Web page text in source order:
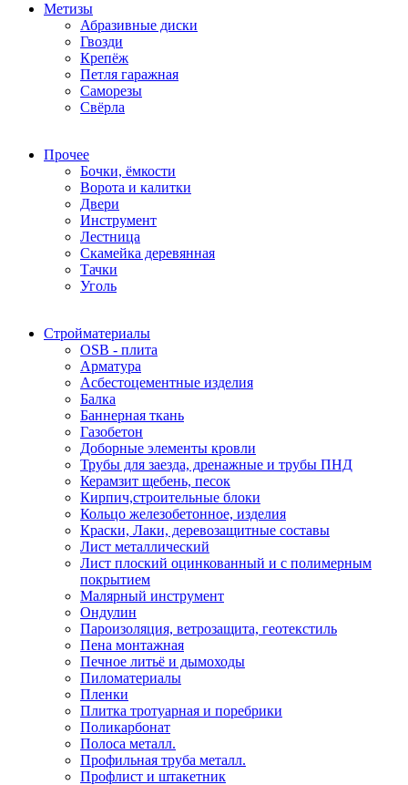
Метизы
Абразивные диски
Гвозди
Крепёж
Петля гаражная
Саморезы
Свёрла
Прочее
Бочки, ёмкости
Ворота и калитки
Двери
Инструмент
Лестница
Скамейка деревянная
Тачки
Уголь
Стройматериалы
OSB - плита
Арматура
Асбестоцементные изделия
Балка
Баннерная ткань
Газобетон
Доборные элементы кровли
Трубы для заезда, дренажные и трубы ПНД
Керамзит щебень, песок
Кирпич,строительные блоки
Кольцо железобетонное, изделия
Краски, Лаки, деревозащитные составы
Лист металлический
Лист плоский оцинкованный и с полимерным
покрытием
Малярный инструмент
Ондулин
Пароизоляция, ветрозащита, геотекстиль
Пена монтажная
Печное литьё и дымоходы
Пиломатериалы
Пленки
Плитка тротуарная и поребрики
Поликарбонат
Полоса металл.
Профильная труба металл.
Профлист и штакетник